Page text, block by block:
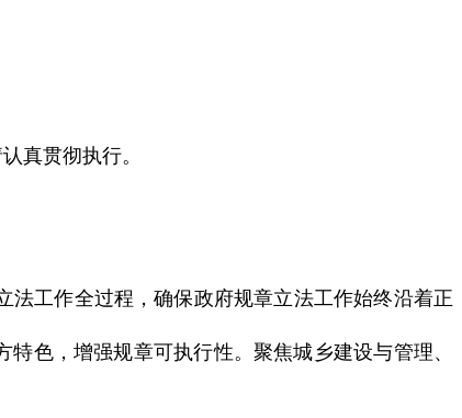
真贯彻执行。
工作全过程，确保政府规章立法工作始终沿着正
色，增强规章可执行性。聚焦城乡建设与管理、